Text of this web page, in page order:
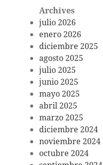
Archives
julio 2026
enero 2026
diciembre 2025
agosto 2025
julio 2025
junio 2025
mayo 2025
abril 2025
marzo 2025
diciembre 2024
noviembre 2024
octubre 2024